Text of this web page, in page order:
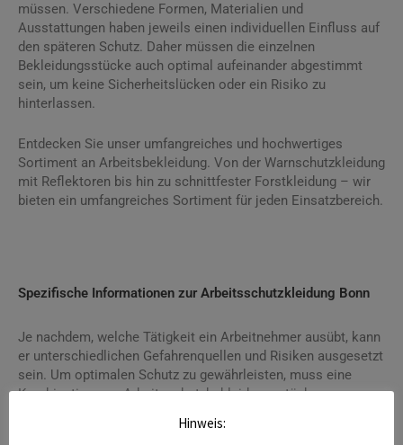
müssen. Verschiedene Formen, Materialien und
Ausstattungen haben jeweils einen individuellen Einfluss auf
den späteren Schutz. Daher müssen die einzelnen
Bekleidungsstücke auch optimal aufeinander abgestimmt
sein, um keine Sicherheitslücken oder ein Risiko zu
hinterlassen.
Entdecken Sie unser umfangreiches und hochwertiges
Sortiment an Arbeitsbekleidung. Von der Warnschutzkleidung
mit Reflektoren bis hin zu schnittfester Forstkleidung – wir
bieten ein umfangreiches Sortiment für jeden Einsatzbereich.
Spezifische Informationen zur Arbeitsschutzkleidung Bonn
Je nachdem, welche Tätigkeit ein Arbeitnehmer ausübt, kann
er unterschiedlichen Gefahrenquellen und Risiken ausgesetzt
sein. Um optimalen Schutz zu gewährleisten, muss eine
Kombination aus Arbeitsschutzbekleidungsstücken zum
Hinweis: